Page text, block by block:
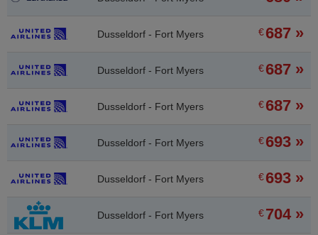
Dusseldorf - Fort Myers €687 »
Dusseldorf - Fort Myers €687 »
Dusseldorf - Fort Myers €687 »
Dusseldorf - Fort Myers €693 »
Dusseldorf - Fort Myers €693 »
Dusseldorf - Fort Myers €704 »